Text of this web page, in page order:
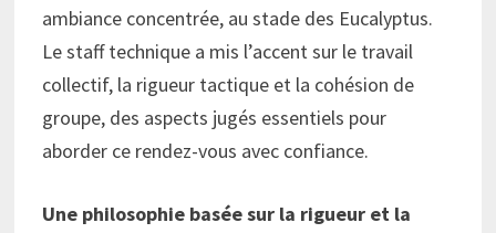
ambiance concentrée, au stade des Eucalyptus.
Le staff technique a mis l’accent sur le travail
collectif, la rigueur tactique et la cohésion de
groupe, des aspects jugés essentiels pour
aborder ce rendez-vous avec confiance.
Une philosophie basée sur la rigueur et la